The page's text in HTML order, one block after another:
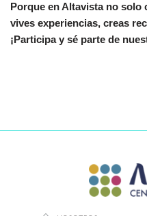
Porque en Altavista no solo
vives experiencias, creas
¡Participa y sé parte de